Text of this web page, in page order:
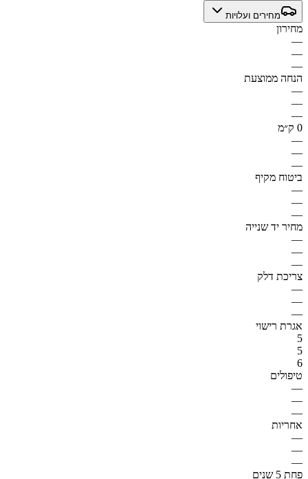
מחירים ועלויות
מחירון
—
—
—
הנחה ממוצעת
—
—
—
0 ק״מ
—
—
—
ביטוח מקיף
—
—
—
מחיר יד שנייה
—
—
—
צריכת דלק
—
—
—
אגרת רישוי
5
5
6
טיפולים
—
—
—
אחריות
—
—
—
פחת 5 שנים